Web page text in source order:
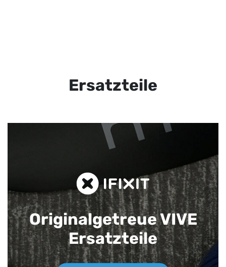
Ersatzteile
Originalgetreue VIVE
Ersatzteile